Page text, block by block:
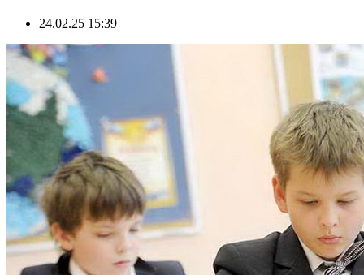
24.02.25 15:39